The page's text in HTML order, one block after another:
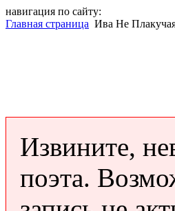
навигация по сайту:
Главная страница Ива Не
Извините,
поэта.